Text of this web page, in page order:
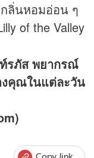
ลิ่นหอมอ่อน ๆ
of the Valley
รภัส พยากรณ์
คุณในแต่ละวัน